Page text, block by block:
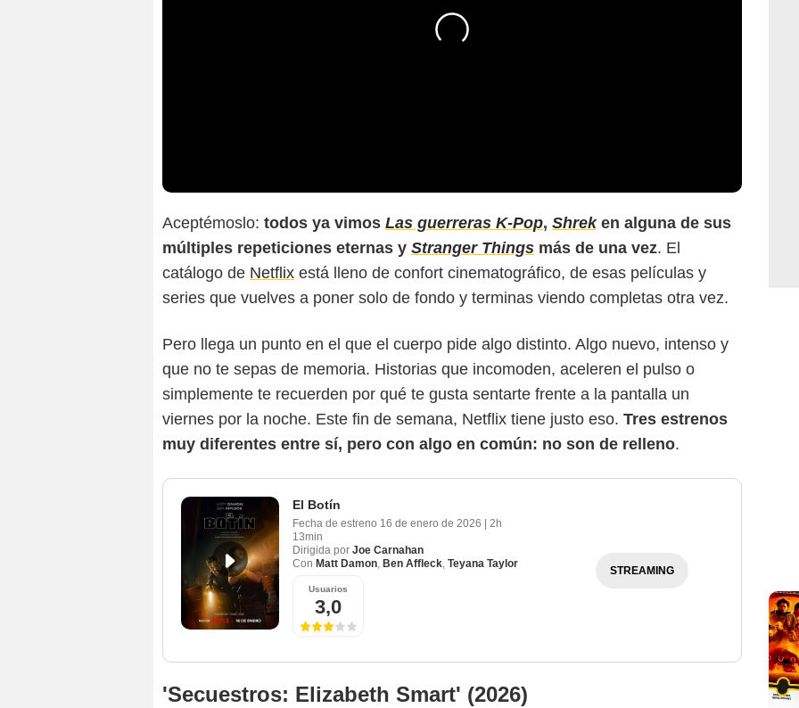
Aceptémoslo: todos ya vimos Las guerreras K-Pop, Shreken alguna de sus
múltiples repeticiones eternas y Stranger Things más de una vez. El
catálogo de Netflix está lleno de confort cinematográfico, de esas películas y
series que vuelves a poner solo de fondo y terminas viendo completas otra vez.
Pero llega un punto en el que el cuerpo pide algo distinto. Algo nuevo, intenso y
que no te sepas de memoria. Historias que incomoden, aceleren el pulso o
simplemente te recuerden por qué te gusta sentarte frente a la pantalla un
viernes por la noche. Este fin de semana, Netflix tiene justo eso. Tres estrenos
muy diferentes entre sí, pero con algo en común: no son de relleno.
El Botín
Fecha de estreno 16 de enero de 2026
2h
13min
Dirigida por Joe Carnahan
Con Matt Damon, Ben Affleck, Teyana Taylor
Usuarios
3,0
STREAMING
'Secuestros: Elizabeth Smart' (2026)
Netflix